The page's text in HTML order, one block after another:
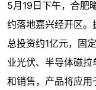
5月19日下午，合肥
约落地嘉兴经开区。
总投资约1亿元，固
业光伏、半导体磁
和销售，产品将应